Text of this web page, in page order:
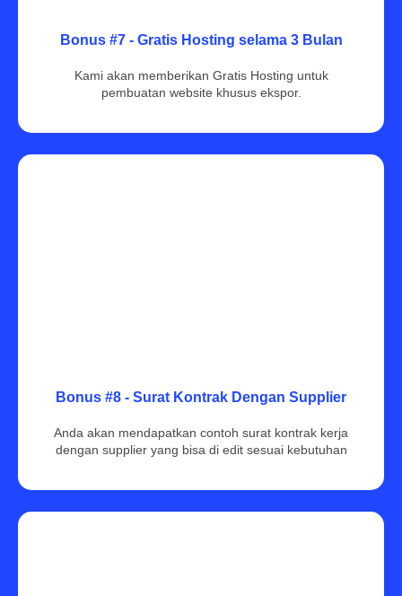
Bonus #7 - Gratis Hosting selama 3 Bulan
Kami akan memberikan Gratis Hosting untuk
pembuatan website khusus ekspor.
Bonus #8 - Surat Kontrak Dengan Supplier
Anda akan mendapatkan contoh surat kontrak kerja
dengan supplier yang bisa di edit sesuai kebutuhan